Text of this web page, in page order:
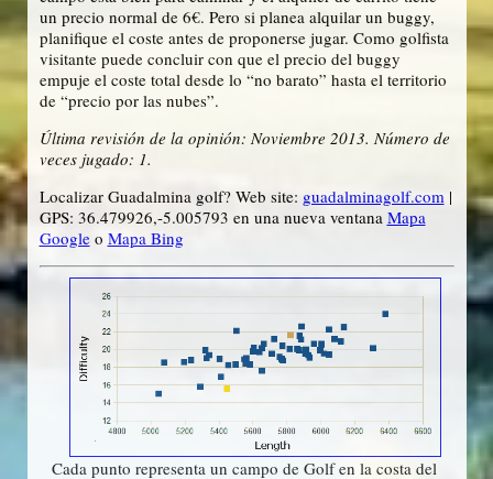
un precio normal de 6€. Pero si planea alquilar un buggy,
planifique el coste antes de proponerse jugar. Como golfista
visitante puede concluir con que el precio del buggy
empuje el coste total desde lo “no barato” hasta el territorio
de “precio por las nubes”.
Última revisión de la opinión: Noviembre 2013. Número de
veces jugado: 1.
Localizar Guadalmina golf? Web site: guadalminagolf.com |
GPS: 36.479926,-5.005793 en una nueva ventana Mapa
Googleo Mapa Bing
Cada punto representa un campo de Golf en la costa del